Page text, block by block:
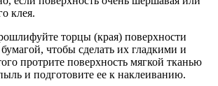
клея.
торцы (края) поверхности
чтобы сделать их гладкими и
протрите поверхность мягкой тканью
и подготовите ее к наклеиванию.